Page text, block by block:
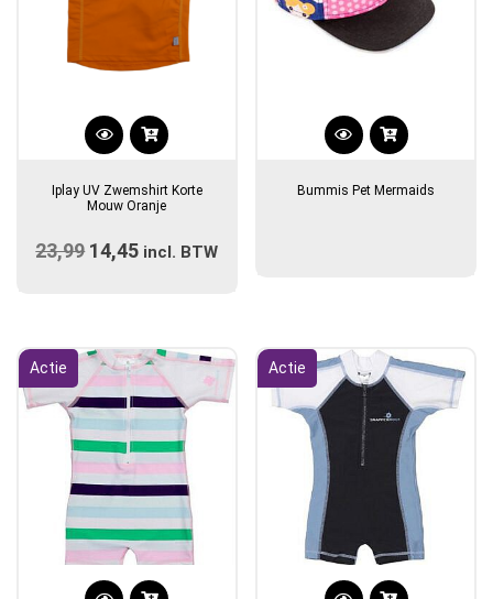
Dit
heeft
variaties.
gekozen
worden
op
de
productpagina
Iplay UV Zwemshirt Korte
Mouw Oranje
23,99 Oorspronkelijke
14,45 Huidige
incl. BTW
Bummis Pet Mermaids
Actie Actie